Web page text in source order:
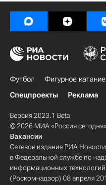
Футбол Фигурное катание
Спецпроекты
Реклама
Версия 2023.1 Beta
© 2026 МИА «Россия
Вакансии
Сетевое издание РИА
в Федеральной службе по
информационных
(Роскомнадзор) 08 апреля